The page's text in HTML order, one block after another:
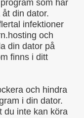
som har
din dator.
infektioner
och
din dator på
finns i ditt
och hindra
i din dator.
du inte kan köra